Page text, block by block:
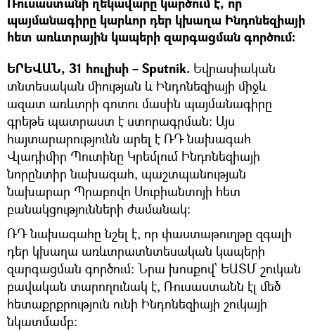
պայմանագիրը կարևոր դեր կխաղա Ինդոնեզիայի
հետ առևտրային կապերի զարգացման գործում:
ԵՐԵՎԱՆ, 31 հուլիսի – Sputnik. Եվրասիական
տնտեսական միության և Ինդոնեզիայի միջև
ազատ առևտրի գոտու մասին պայմանագիրը
գրեթե պատրաստ է ստորագրման: Այս
հայտարարությունն արել է ՌԴ նախագահ
Վլադիմիր Պուտինը Կրեմլում Ինդոնեզիայի
նորընտիր նախագահ, պաշտպանության
նախարար Պրաբովո Սուբիանտոյի հետ
բանակցությունների ժամանակ։
ՌԴ նախագահը նշել է, որ փաստաթուղթը զգալի
դեր կխաղա առևտրատնտեսական կապերի
զարգացման գործում: Նրա խոսքով՝ ԵԱՏՄ շուկան
բավական տարողունակ է, Ռուսաստանն էլ մեծ
հետաքրքրություն ունի Ինդոնեզիայի շուկայի
նկատմամբ։